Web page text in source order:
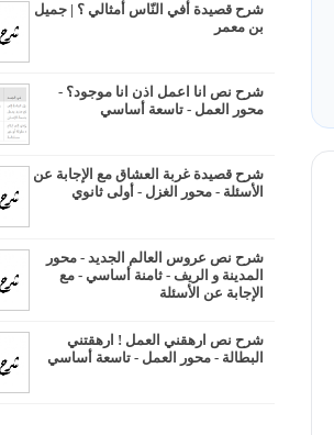
شرح قصيدة أفي النّاس أمثالي ؟ | جميل
بن معمر
شرح نص انا اعمل اذن انا موجود؟ -
محور العمل - تاسعة أساسي
شرح قصيدة غربة العشاق مع الإجابة عن
الأسئلة - محور الغزل - أولى ثانوي
شرح نص عروس العالم الجديد - محور
المدينة و الريف - ثامنة أساسي - مع
الإجابة عن الأسئلة
شرح نص ارهقني العمل ! ارهقتني
البطالة - محور العمل - تاسعة أساسي